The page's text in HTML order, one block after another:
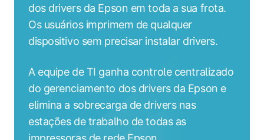
dos drivers da Epson em toda a sua frota.
Os usuários imprimem de qualquer
dispositivo sem precisar instalar drivers.
A equipe de TI ganha controle centralizado
do gerenciamento dos drivers da Epson e
elimina a sobrecarga de drivers nas
estações de trabalho de todas as